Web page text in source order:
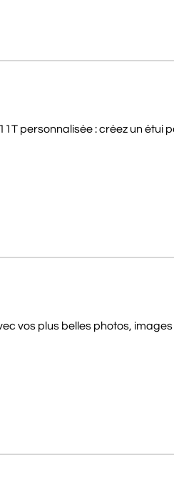
personnalisée : créez un étui
vos plus belles photos,